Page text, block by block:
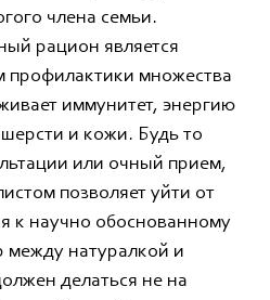
члена семьи.
рацион является
профилактики множества
иммунитет, энергию
и кожи. Будь то
или очный прием,
позволяет уйти от
к научно обоснованному
между натуралкой и
делаться не на